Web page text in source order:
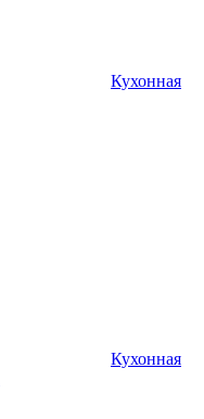
Кухонная
Кухонная